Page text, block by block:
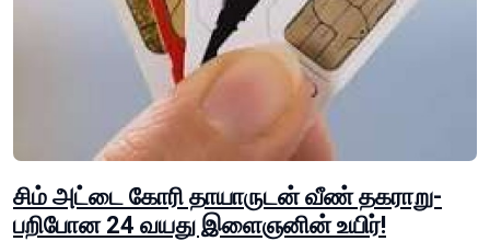
சிம் அட்டை கோரி தாயாருடன் வீண் தகராறு-
பறிபோன 24 வயது இளைஞனின் உயிர்!